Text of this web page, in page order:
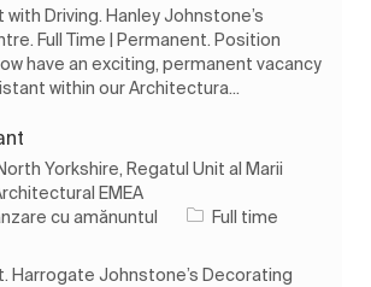
Driving. Hanley Johnstone’s
Full Time | Permanent. Position
have an exciting, permanent vacancy
within our Architectura...
Yorkshire, Regatul Unit al Marii
EMEA
cu amănuntul Tipul postului
Full time
Harrogate Johnstone’s Decorating